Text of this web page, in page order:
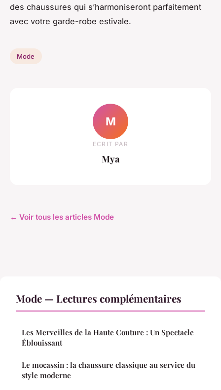
des chaussures qui s’harmoniseront parfaitement
avec votre garde-robe estivale.
Mode
M
ECRIT PAR
Mya
← Voir tous les articles Mode
Mode — Lectures complémentaires
Les Merveilles de la Haute Couture : Un Spectacle
Éblouissant
Le mocassin : la chaussure classique au service du
style moderne